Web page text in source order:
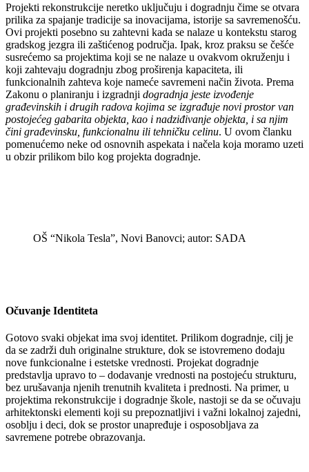
Projekti rekonstrukcije neretko uključuju i dogradnju čime se otvara
prilika za spajanje tradicije sa inovacijama, istorije sa savremenošću.
Ovi projekti posebno su zahtevni kada se nalaze u kontekstu starog
gradskog jezgra ili zaštićenog područja. Ipak, kroz praksu se češće
susrećemo sa projektima koji se ne nalaze u ovakvom okruženju i
koji zahtevaju dogradnju zbog proširenja kapaciteta, ili
funkcionalnih zahteva koje nameće savremeni način života. Prema
Zakonu o planiranju i izgradnji dogradnja jeste izvođenje
građevinskih i drugih radova kojima se izgrađuje novi prostor van
postojećeg gabarita objekta, kao i nadziđivanje objekta, i sa njim
čini građevinsku, funkcionalnu ili tehničku celinu. U ovom članku
pomenućemo neke od osnovnih aspekata i načela koja moramo uzeti
u obzir prilikom bilo kog projekta dogradnje.
OŠ “Nikola Tesla”, Novi Banovci; autor: SADA
Očuvanje Identiteta
Gotovo svaki objekat ima svoj identitet. Prilikom dogradnje, cilj je
da se zadrži duh originalne strukture, dok se istovremeno dodaju
nove funkcionalne i estetske vrednosti. Projekat dogradnje
predstavlja upravo to – dodavanje vrednosti na postojeću strukturu,
bez urušavanja njenih trenutnih kvaliteta i prednosti. Na primer, u
projektima rekonstrukcije i dogradnje škole, nastoji se da se očuvaju
arhitektonski elementi koji su prepoznatljivi i važni lokalnoj zajedni,
osoblju i deci, dok se prostor unapređuje i osposobljava za
savremene potrebe obrazovanja.